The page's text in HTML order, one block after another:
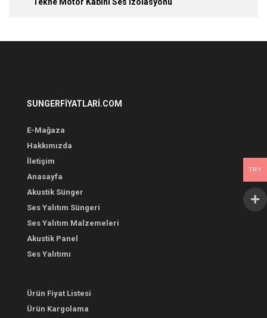
SUNGERFIYATLARI.COM
E-Mağaza
Hakkımızda
İletişim
Anasayfa
Akustik Sünger
Ses Yalıtım Süngeri
Ses Yalıtım Malzemeleri
Akustik Panel
Ses Yalıtımı
Ürün Fiyat Listesi
Ürün Kargolama
TRY